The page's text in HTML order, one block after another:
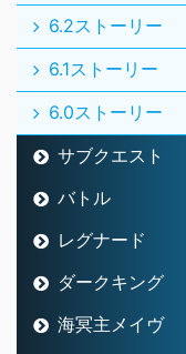
6.2ストーリー
6.1ストーリー
6.0ストーリー
サブクエスト
バトル
レグナード
ダークキング
海冥主メイヴ